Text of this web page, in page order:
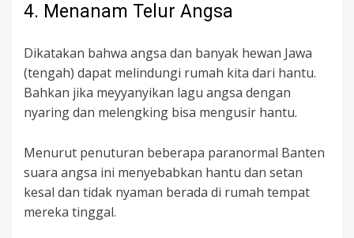
4. Menanam Telur Angsa
Dikatakan bahwa angsa dan banyak hewan Jawa
(tengah) dapat melindungi rumah kita dari hantu.
Bahkan jika meyyanyikan lagu angsa dengan
nyaring dan melengking bisa mengusir hantu.
Menurut penuturan beberapa paranormal Banten
suara angsa ini menyebabkan hantu dan setan
kesal dan tidak nyaman berada di rumah tempat
mereka tinggal.